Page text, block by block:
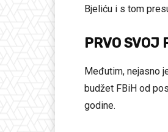
Bjeliću i s tom
PRVO SVOJ
Međutim, nejasno
budžet FBiH od
godine.